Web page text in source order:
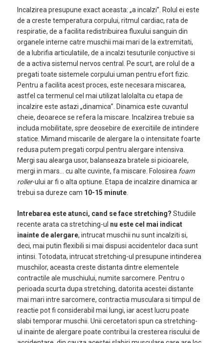
Incalzirea presupune exact aceasta: „a incalzi”. Rolul ei este
de a creste temperatura corpului, ritmul cardiac, rata de
respiratie, de a facilita redistribuirea fluxului sanguin din
organele interne catre muschii mai mari de la extremitati,
de a lubrifia articulatiile, de a incalzi tesuturile conjuctive si
de a activa sistemul nervos central. Pe scurt, are rolul de a
pregati toate sistemele corpului uman pentru efort fizic.
Pentru a facilita acest proces, este necesara miscarea,
astfel ca termenul cel mai utilizat lalolalta cu etapa de
incalzire este astazi „dinamica”. Dinamica este cuvantul
cheie, deoarece se refera la miscare. Incalzirea trebuie sa
includa mobilitate, spre deosebire de exercitiile de intindere
statice. Mimand miscarile de alergare la o intensitate foarte
redusa putem pregati corpul pentru alergare intensiva.
Mergi sau alearga usor, balanseaza bratele si picioarele,
mergi in mars… cu alte cuvinte, fa miscare. Folosirea foam
roller-ului ar fi o alta optiune. Etapa de incalzire dinamica ar
trebui sa dureze cam 10-15 minute
Intrebarea este atunci, cand se face stretching? Studiile
recente arata ca stretching-ul nu este cel mai indicat
inainte de alergare, intrucat muschii nu sunt incalziti si,
deci, mai putin flexibili si mai dispusi accidentelor daca sunt
intinsi. Totodata, intrucat stretching-ul presupune intinderea
muschilor, aceasta creste distanta dintre elementele
contractile ale muschiului, numite sarcomere. Pentru o
perioada scurta dupa stretching, datorita acestei distante
mai mari intre sarcomere, contractia musculara si timpul de
reactie pot fi considerabil mai lungi, iar acest lucru poate
slabi temporar muschii. Unii cercetatori spun ca stretching-
ul inainte de alergare poate contribui la cresterea riscului de